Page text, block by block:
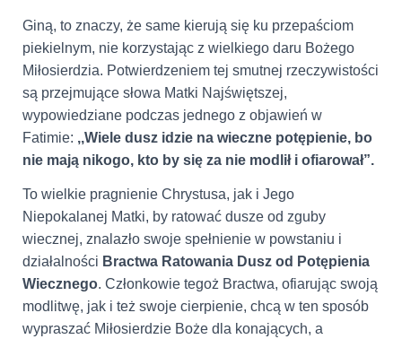
Giną, to znaczy, że same kierują się ku przepaściom
piekielnym, nie korzystając z wielkiego daru Bożego
Miłosierdzia. Potwierdzeniem tej smutnej rzeczywistości
są przejmujące słowa Matki Najświętszej,
wypowiedziane podczas jednego z objawień w
Fatimie: ,,Wiele dusz idzie na wieczne potępienie, bo
nie mają nikogo, kto by się za nie modlił i ofiarował”.
To wielkie pragnienie Chrystusa, jak i Jego
Niepokalanej Matki, by ratować dusze od zguby
wiecznej, znalazło swoje spełnienie w powstaniu i
działalności Bractwa Ratowania Dusz od Potępienia
Wiecznego. Członkowie tegoż Bractwa, ofiarując swoją
modlitwę, jak i też swoje cierpienie, chcą w ten sposób
wypraszać Miłosierdzie Boże dla konających, a